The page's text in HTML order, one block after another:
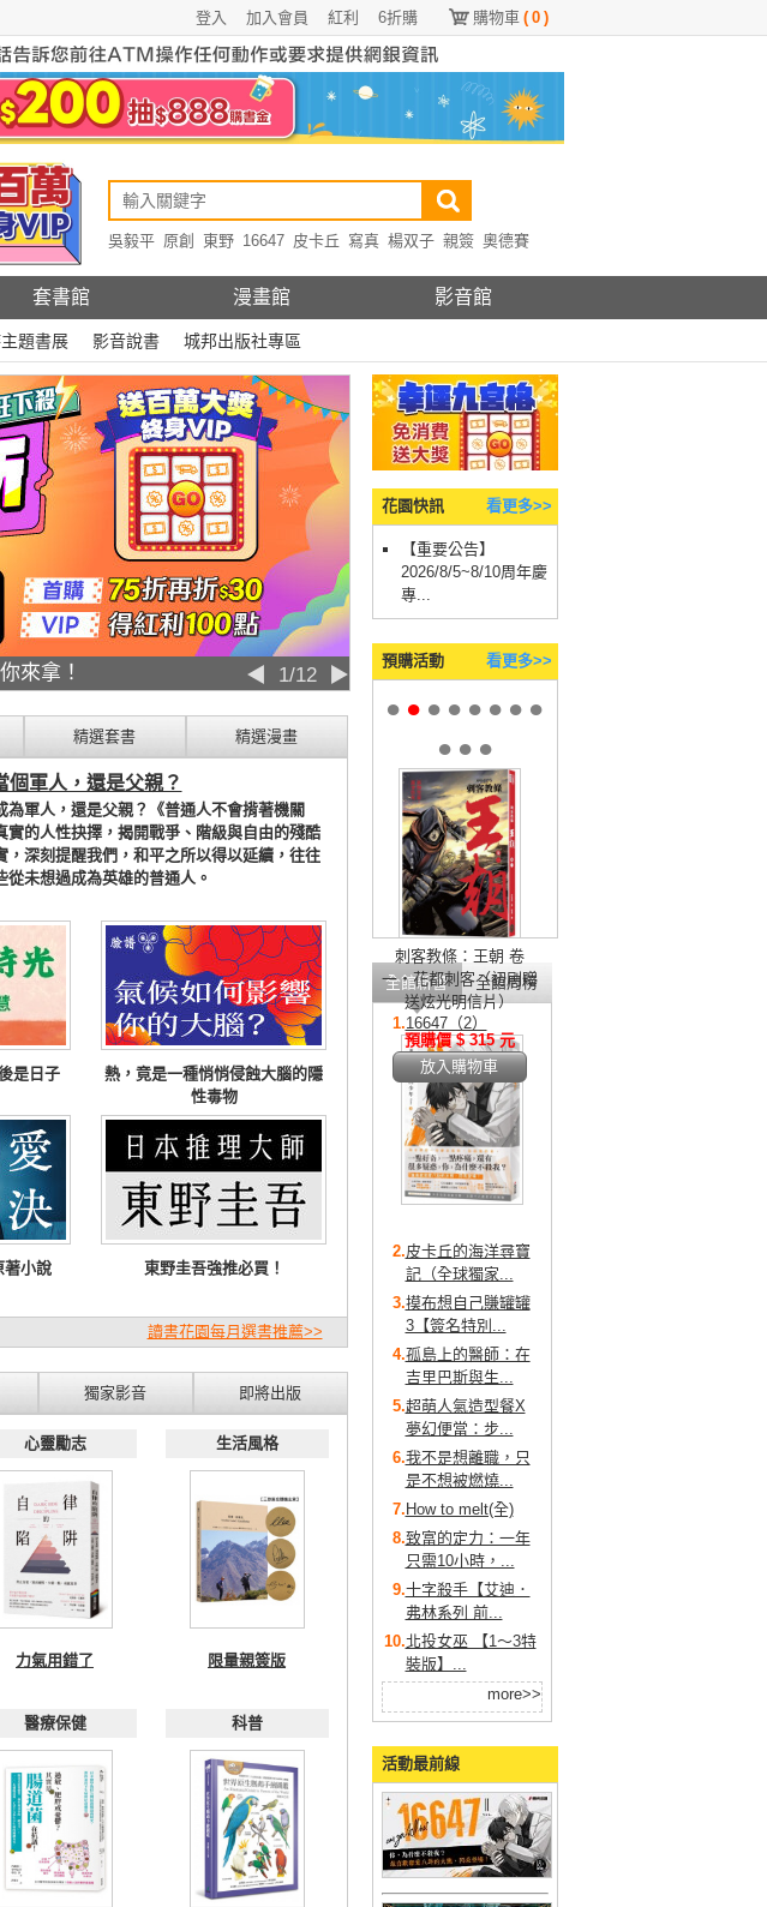
購物車 ( 0 )
6折購
紅利
加入會員
登入
吳毅平 原創 東野 16647 皮卡丘 寫真 楊双子 親簽 奧德賽
套書館 漫畫館 影音館
題書展 影音說書 城邦出版社專區
▶
2/12
◀
精選套書 精選漫畫
個軍人，還是父親？
為軍人，還是父親？《普通人不會揹著機關
實的人性抉擇，揭開戰爭、階級與自由的殘酷
，深刻提醒我們，和平之所以得以延續，往往
未想過成為英雄的普通人。
是日子
熱，竟是一種悄悄侵蝕大腦的隱
性毒物
著小說 東野圭吾強推必買！
讀書花園每月選書推薦>>
獨家影音 即將出版
心靈勵志
力氣用錯了
生活風格
限量親簽版
醫療保健 科普
花園快訊 看更多>>
【重要公告】
2026/8/5~8/10周年慶
專...
預購活動 看更多>>
● ● ● ● ● ● ● ●
● ● ●
刺客教條：王朝 卷
一‧花都刺客（初刷贈
送炫光明信片）
預購價 $ 315 元
放入購物車
全館新書 全館周榜
1.16647（2）
2.皮卡丘的海洋尋寶
記（全球獨家...
3.摸布想自己賺罐罐
3【簽名特別...
4.孤島上的醫師：在
吉里巴斯與生...
5.超萌人氣造型餐X
夢幻便當：步...
6.我不是想離職，只
是不想被燃燒...
7. How to melt(全)
8.致富的定力：一年
只需10小時，...
9.十字殺手【艾迪．
弗林系列 前...
10.北投女巫 【1～3特
裝版】...
more>>
活動最前線